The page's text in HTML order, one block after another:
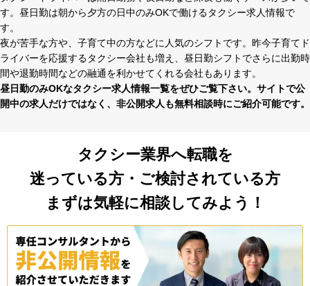
す。昼⽇勤は朝から⼣⽅の⽇中のみOKで働けるタクシー求⼈情報で
す。
夜が苦⼿な⽅や、⼦育て中の⽅などに⼈気のシフトです。昨今⼦育てド
ライバーを応援するタクシー会社も増え、昼⽇勤シフトでさらに出勤時
間や退勤時間などの融通を利かせてくれる会社もあります。
昼⽇勤のみOKなタクシー求⼈情報⼀覧をぜひご覧下さい。サイトで公
開中の求⼈だけではなく、⾮公開求⼈も無料相談時にご紹介可能です。
タクシー業界へ転職を
迷っている方・ご検討されている方
まずは気軽に相談してみよう！